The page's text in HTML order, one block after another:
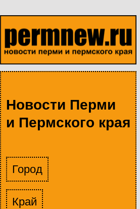
Новости Перми
и Пермского края
Город
Край